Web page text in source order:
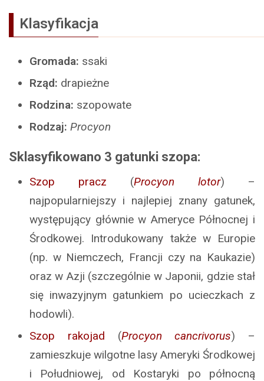
Klasyfikacja
Gromada: ssaki
Rząd: drapieżne
Rodzina: szopowate
Rodzaj: Procyon
Sklasyfikowano 3 gatunki szopa:
Szop pracz (Procyon lotor) –
najpopularniejszy i najlepiej znany gatunek,
występujący głównie w Ameryce Północnej i
Środkowej. Introdukowany także w Europie
(np. w Niemczech, Francji czy na Kaukazie)
oraz w Azji (szczególnie w Japonii, gdzie stał
się inwazyjnym gatunkiem po ucieczkach z
hodowli).
Szop rakojad (Procyon cancrivorus) –
zamieszkuje wilgotne lasy Ameryki Środkowej
i Południowej, od Kostaryki po północną